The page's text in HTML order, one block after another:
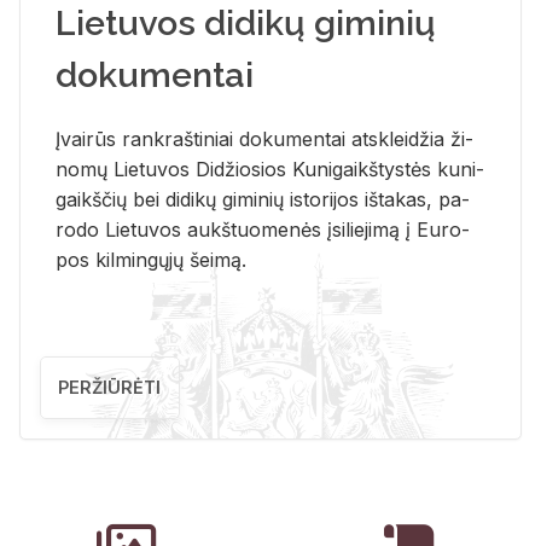
Lietuvos didikų giminių
dokumentai
Įvai­rūs rank­raš­ti­niai do­ku­men­tai at­sklei­džia ži­
no­mų Lie­tu­vos Di­džio­sios Ku­ni­gaikš­tys­tės ku­ni­
gaikš­čių bei di­di­kų gi­mi­nių is­to­ri­jos iš­ta­kas, pa­
ro­do Lie­tu­vos aukš­tuo­me­nės įsi­lie­ji­mą į Eu­ro­
pos kil­min­gų­jų šei­mą.
PERŽIŪRĖTI